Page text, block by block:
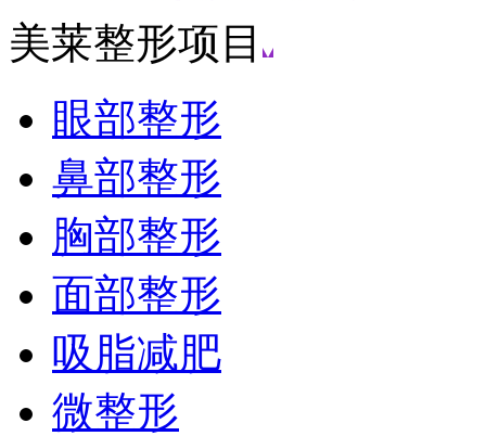
美莱整形项目
眼部整形
鼻部整形
胸部整形
面部整形
吸脂减肥
微整形